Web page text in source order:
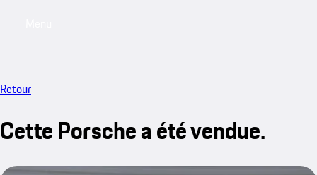
Retour
Cette Porsche a été vendue.